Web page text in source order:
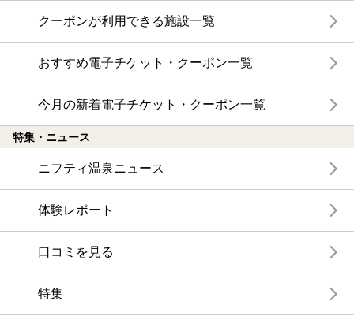
クーポンが利用できる施設一覧
おすすめ電子チケット・クーポン一覧
今月の新着電子チケット・クーポン一覧
特集・ニュース
ニフティ温泉ニュース
体験レポート
口コミを見る
特集